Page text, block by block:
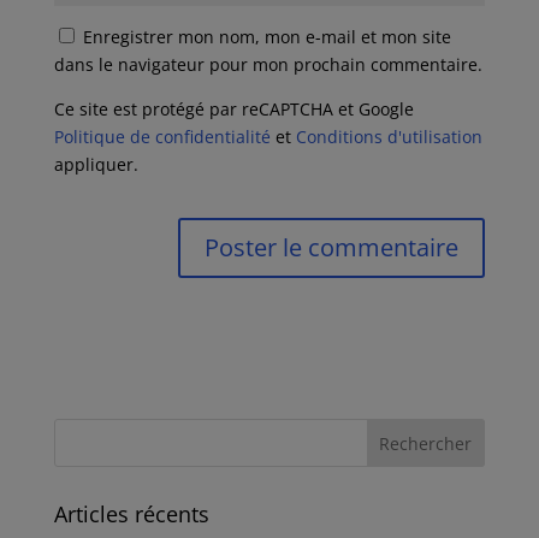
Enregistrer mon nom, mon e-mail et mon site
dans le navigateur pour mon prochain commentaire.
Ce site est protégé par reCAPTCHA et Google
Politique de confidentialité et Conditions d'utilisation
appliquer.
Articles récents